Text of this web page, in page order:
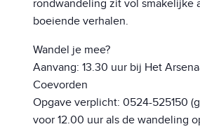
rondwandeling zit vol smakelijke
boeiende verhalen.
Wandel je mee?
Aanvang: 13.30 uur bij Het
Coevorden
Opgave verplicht: 0524-525150
voor 12.00 uur als de wandeling